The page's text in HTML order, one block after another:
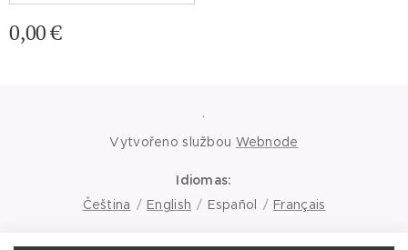
0,00€
.
Vytvořeno službou Webnode
Idiomas
Čeština
English Español Français